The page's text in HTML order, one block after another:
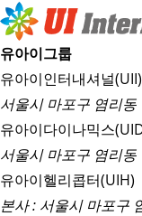
유아이그룹
유아이인터내셔널(UII)
서울시 마포구 염리
유아이다이나믹스
서울시 마포구 염리
유아이헬리콥터(UIH)
본사 : 서울시 마포구